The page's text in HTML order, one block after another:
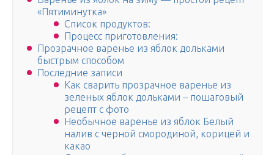
«Пятиминутка»
Список продуктов:
Процесс приготовления:
Прозрачное варенье из яблок дольками
быстрым способом
Последние записи
Как сварить прозрачное варенье из
зеленых яблок дольками – пошаговый
рецепт с фото
Необычное варенье из яблок Белый
налив с черной смородиной, корицей и
какао